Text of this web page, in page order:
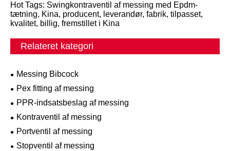
Hot Tags: Swingkontraventil af messing med Epdm-
tætning, Kina, producent, leverandør, fabrik, tilpasset,
kvalitet, billig, fremstillet i Kina
Relateret kategori
Messing Bibcock
Pex fitting af messing
PPR-indsatsbeslag af messing
Kontraventil af messing
Portventil af messing
Stopventil af messing